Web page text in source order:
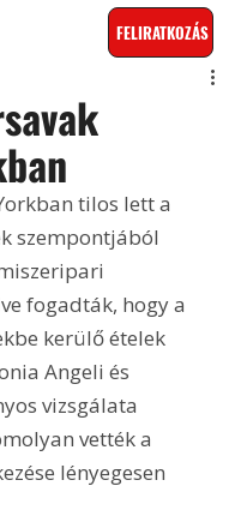
FELIRATKOZÁS
tilos lett a
szempontjából
fogadták, hogy a
kerülő ételek
Angeli és
vizsgálata
vették a
lényegesen